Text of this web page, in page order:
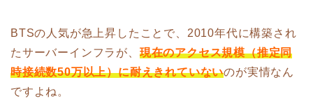
BTSの人気が急上昇したことで、2010年代に構築され
たサーバーインフラが、 現在のアクセス規模（推定同
時接続数50万以上）に耐えきれていないのが実情なん
ですよね。